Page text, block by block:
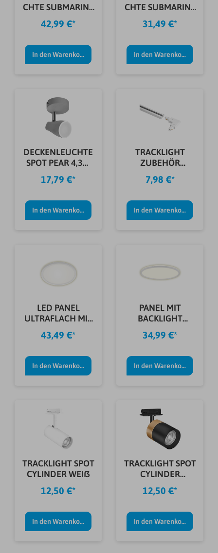
CHTE SUBMARINE
LED I 1.2
42,99 €*
In den Warenkorb
CHTE SUBMARINE
WIFI LED 16W
31,49 €*
In den Warenkorb
DECKENLEUCHTE
SPOT PEAR 4,3W
210LM GRAU
17,79 €*
In den Warenkorb
TRACKLIGHT
ZUBEHÖR
ECKVERBINDER
WEIß
7,98 €*
In den Warenkorb
LED PANEL
ULTRAFLACH MIT
BACKLIGHT WEIß
43,49 €*
In den Warenkorb
PANEL MIT
BACKLIGHT
ULTRAFLACH 22 W
WEIß
34,99 €*
In den Warenkorb
TRACKLIGHT SPOT
CYLINDER WEIß
12,50 €*
In den Warenkorb
TRACKLIGHT SPOT
CYLINDER
SCHWARZ/GOLD
12,50 €*
In den Warenkorb